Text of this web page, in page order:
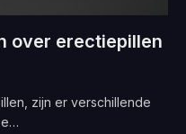
over erectiepillen
zijn er verschillende